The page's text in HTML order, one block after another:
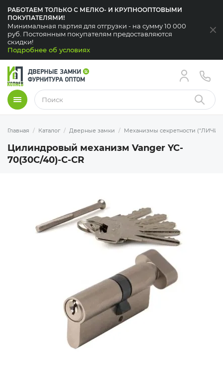
РАБОТАЕМ ТОЛЬКО С МЕЛКО- И КРУПНООПТОВЫМИ
ПОКУПАТЕЛЯМИ!
Минимальная партия для отгрузки - на сумму 10 000
руб. Постоянным покупателям предоставляются
скидки!
Подробнее об условиях
Меню Найти
Главная Каталог Дверные замки Механизмы секретности
Цилиндровый механизм Vanger YC-
70(30C/40)-C-CR